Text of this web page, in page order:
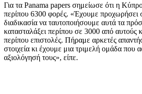
Για τα Panama papers σημείωσε ότι η
περίπου 6300 φορές. «Έχουμε προχωρήσει
διαδικασία να ταυτοποιήσουμε αυτά τα
κατασταλάξει περίπου σε 3000 από αυτούς
περίπου επιστολές. Πήραμε αρκετές
στοιχεία κι έχουμε μια τριμελή ομάδα που
αξιολόγησή τους», είπε.